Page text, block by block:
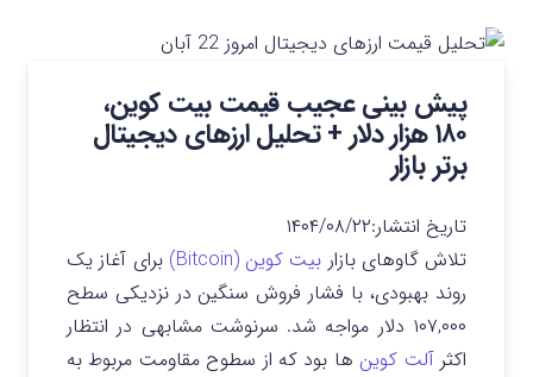
پیش بینی عجیب قیمت بیت کوین،
۱۸۰ هزار دلار + تحلیل ارزهای دیجیتال
برتر بازار
تاریخ انتشار:۱۴۰۴/۰۸/۲۲
تلاش گاوهای بازار بیت کوین (Bitcoin)
برای آغاز یک
روند بهبودی، با فشار فروش سنگین در نزدیکی سطح
۱۰۷,۰۰۰ دلار مواجه شد. سرنوشت مشابهی در انتظار
اکثرآلت کوین‌ ها بود که از سطوح مقاومت مربوط به